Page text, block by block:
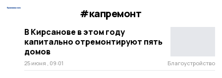
#капремонт
В Кирсанове в этом году
капитально отремонтируют пять
домов
25 июня , 09:01 Благоустройство